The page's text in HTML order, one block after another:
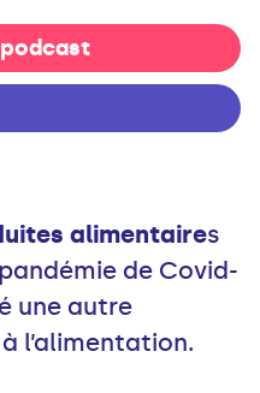
alimentaires
de Covid-
une autre
l’alimentation.